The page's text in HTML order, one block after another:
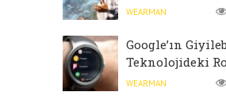
WEARMAN
Google’ın
Teknolojideki
WEARMAN